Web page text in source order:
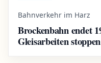
Bahnverkehr im Harz
Brockenbahn endet
Gleisarbeiten